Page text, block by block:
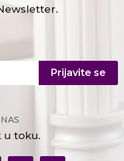
Prijavite se
u toku.